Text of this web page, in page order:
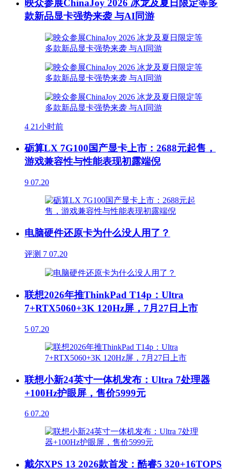
映众参展ChinaJoy 2026 冰龙及夏日限定等多
款新品显卡强势来袭 与AI同游
4 21小时前
砺算LX 7G100国产显卡上市：2688元起售，
游戏兼容性与性能表现初露端倪
9 07.20
电脑硬件还原卡为什么没人用了？
评测 7 07.20
联想2026年推ThinkPad T14p：Ultra
7+RTX5060+3K 120Hz屏，7月27日上市
5 07.20
联想小新24英寸一体机发布：Ultra 7处理器
+100Hz护眼屏，售价5999元
6 07.20
戴尔XPS 13 2026款首发：酷睿5 320+16TOPS